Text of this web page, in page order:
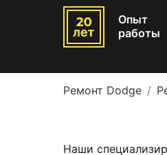
Опыт
работы
Ремонт Dodge
Наши